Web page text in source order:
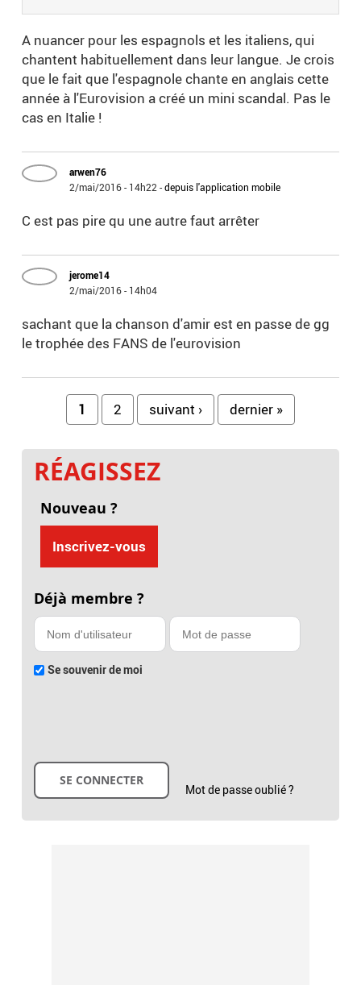
A nuancer pour les espagnols et les italiens, qui
chantent habituellement dans leur langue. Je crois
que le fait que l'espagnole chante en anglais cette
année à l'Eurovision a créé un mini scandal. Pas le
cas en Italie !
arwen76
2/mai/2016 - 14h22-depuis l'application mobile
C est pas pire qu une autre faut arrêter
jerome14
2/mai/2016 - 14h04
sachant que la chanson d'amir est en passe de gg
le trophée des FANS de l'eurovision
Pages
1 2 suivant › dernier »
RÉAGISSEZ
Nouveau ?
Inscrivez-vous
Déjà membre ?
Se souvenir de moi
Mot de passe oublié ?